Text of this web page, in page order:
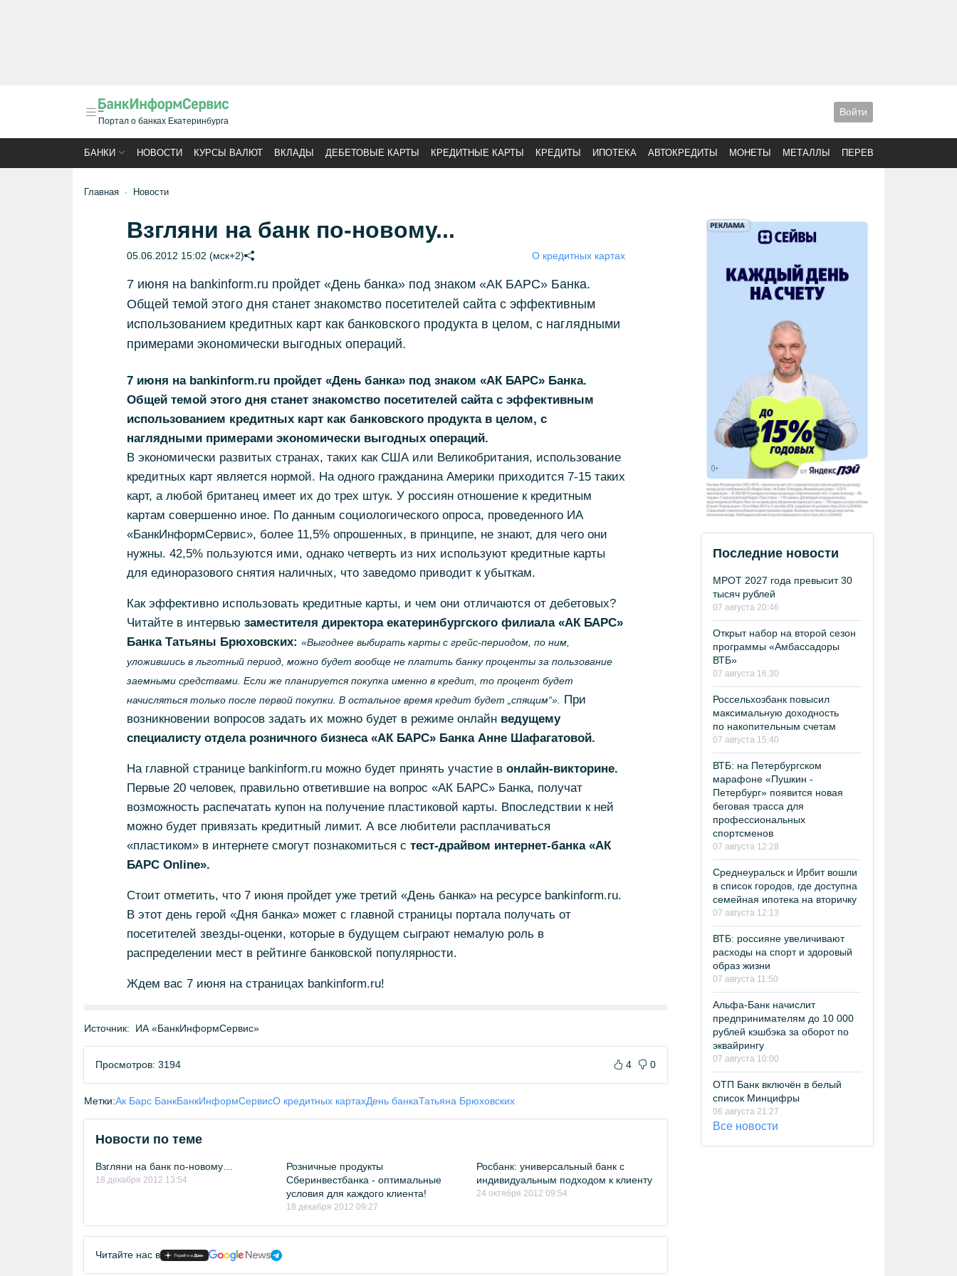
Портал о банках Екатеринбурга
Войти
БАНКИ НОВОСТИ КУРСЫ ВАЛЮТ ВКЛАДЫ ДЕБЕТОВЫЕ КАРТЫ КРЕДИТНЫЕ КАРТЫ КРЕДИТЫ ИПОТЕКА АВТОКРЕДИТЫ МОНЕТЫ МЕТАЛЛЫ ПЕРЕВОДЫ
Главная Новости
Взгляни на банк по-новому...
05.06.2012 15:02 (мск+2) О кредитных картах
7 июня на bankinform.ru пройдет «День банка» под знаком «АК БАРС» Банка.
Общей темой этого дня станет знакомство посетителей сайта с эффективным
использованием кредитных карт как банковского продукта в целом, с наглядными
примерами экономически выгодных операций.
7 июня на bankinform.ru пройдет «День банка» под знаком «АК БАРС» Банка.
Общей темой этого дня станет знакомство посетителей сайта с эффективным
использованием кредитных карт как банковского продукта в целом, с
наглядными примерами экономически выгодных операций.
В экономически развитых странах, таких как США или Великобритания, использование
кредитных карт является нормой. На одного гражданина Америки приходится 7-15 таких
карт, а любой британец имеет их до трех штук. У россиян отношение к кредитным
картам совершенно иное. По данным социологического опроса, проведенного ИА
«БанкИнформСервис», более 11,5% опрошенных, в принципе, не знают, для чего они
нужны. 42,5% пользуются ими, однако четверть из них используют кредитные карты
для единоразового снятия наличных, что заведомо приводит к убыткам.
Как эффективно использовать кредитные карты, и чем они отличаются от дебетовых?
Читайте в интервью заместителя директора екатеринбургского филиала «АК БАРС»
Банка Татьяны Брюховских: «Выгоднее выбирать карты с грейс-периодом, по ним,
уложившись в льготный период, можно будет вообще не платить банку проценты за пользование
заемными средствами. Если же планируется покупка именно в кредит, то процент будет
начисляться только после первой покупки. В остальное время кредит будет „спящим“».
При
возникновении вопросов задать их можно будет в режиме онлайн ведущему
специалисту отдела розничного бизнеса «АК БАРС» Банка Анне Шафагатовой.
На главной странице bankinform.ru можно будет принять участие в онлайн-викторине.
Первые 20 человек, правильно ответившие на вопрос «АК БАРС» Банка, получат
возможность распечатать купон на получение пластиковой карты. Впоследствии к ней
можно будет привязать кредитный лимит. А все любители расплачиваться
«пластиком» в интернете смогут познакомиться с тест-драйвом интернет-банка «АК
БАРС Online».
Стоит отметить, что 7 июня пройдет уже третий «День банка» на ресурсе bankinform.ru.
В этот день герой «Дня банка» может с главной страницы портала получать от
посетителей звезды-оценки, которые в будущем сыграют немалую роль в
распределении мест в рейтинге банковской популярности.
Ждем вас 7 июня на страницах bankinform.ru!
Источник: ИА «БанкИнформСервис»
Просмотров: 3194 4 0
Метки:Ак Барс БанкБанкИнформСервисО кредитных картахДень банкаТатьяна Брюховских
Новости по теме
Взгляни на банк по-новому…
18 декабря 2012 13:54
Розничные продукты
Сберинвестбанка - оптимальные
условия для каждого клиента!
18 декабря 2012 09:27
Росбанк: универсальный банк с
индивидуальным подходом к клиенту
24 октября 2012 09:54
Читайте нас в
Последние новости
МРОТ 2027 года превысит 30
тысяч рублей
07 августа 20:46
Открыт набор на второй сезон
программы «Амбассадоры
ВТБ»
07 августа 16:30
Россельхозбанк повысил
максимальную доходность
по накопительным счетам
07 августа 15:40
ВТБ: на Петербургском
марафоне «Пушкин -
Петербург» появится новая
беговая трасса для
профессиональных
спортсменов
07 августа 12:28
Среднеуральск и Ирбит вошли
в список городов, где доступна
семейная ипотека на вторичку
07 августа 12:13
ВТБ: россияне увеличивают
расходы на спорт и здоровый
образ жизни
07 августа 11:50
Альфа-Банк начислит
предпринимателям до 10 000
рублей кэшбэка за оборот по
эквайрингу
07 августа 10:00
ОТП Банк включён в белый
список Минцифры
06 августа 21:27
Все новости